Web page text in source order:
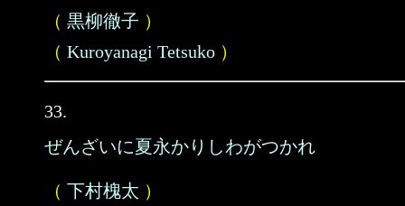
（ 黒柳徹子 ）
（ Kuroyanagi Tetsuko ）
33.
ぜんざいに夏永かりしわがつかれ
（ 下村槐太 ）